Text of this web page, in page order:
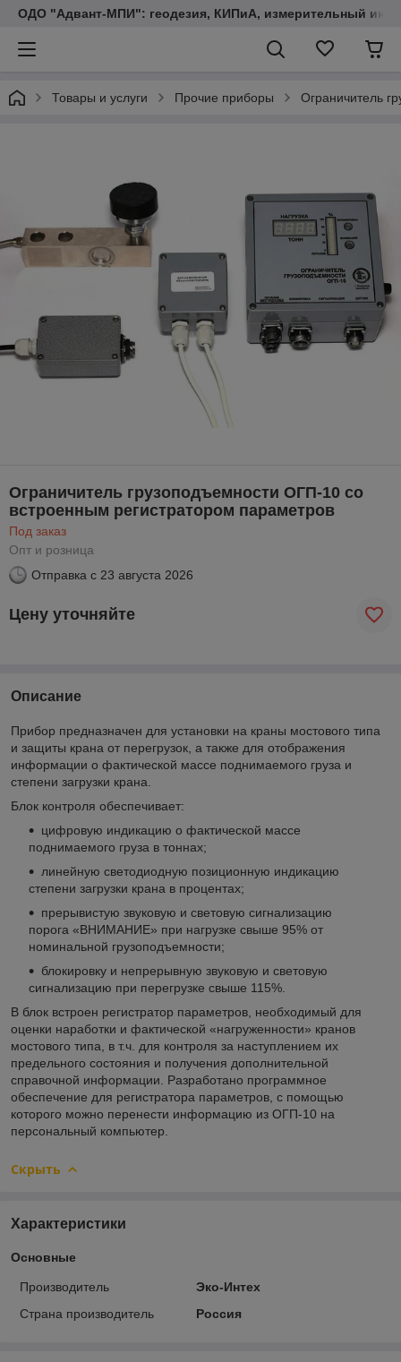
ОДО "Адвант-МПИ": геодезия, КИПиА, измерительный
Товары и услуги Прочие приборы Ограничитель
Ограничитель грузоподъемности ОГП-10 со
встроенным регистратором параметров
Под заказ
Опт и розница
Отправка с 23 августа 2026
Цену уточняйте
Описание
Прибор предназначен для установки на краны мостового типа
и защиты крана от перегрузок, а также для отображения
информации о фактической массе поднимаемого груза и
степени загрузки крана.
Блок контроля обеспечивает:
цифровую индикацию о фактической массе
поднимаемого груза в тоннах;
линейную светодиодную позиционную индикацию
степени загрузки крана в процентах;
прерывистую звуковую и световую сигнализацию
порога «ВНИМАНИЕ» при нагрузке свыше 95% от
номинальной грузоподъемности;
блокировку и непрерывную звуковую и световую
сигнализацию при перегрузке свыше 115%.
В блок встроен регистратор параметров, необходимый для
оценки наработки и фактической «нагруженности» кранов
мостового типа, в т.ч. для контроля за наступлением их
предельного состояния и получения дополнительной
справочной информации. Разработано программное
обеспечение для регистратора параметров, с помощью
которого можно перенести информацию из ОГП-10 на
персональный компьютер.
Скрыть
Характеристики
Основные
Производитель
Эко-Интех
Страна производитель
Россия